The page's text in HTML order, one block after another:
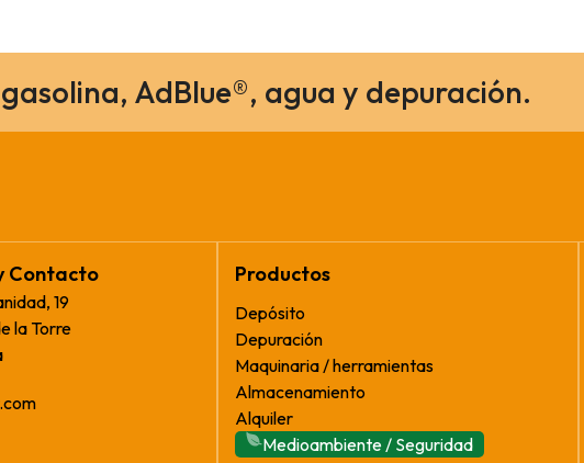
AdBlue®, agua y depuración.
Contacto
19
la Torre
Productos
Depósito
Depuración
Maquinaria / herramientas
Almacenamiento
Alquiler
Medioambiente / Seguridad